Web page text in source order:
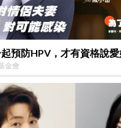
預防HPV，才有資格說愛
金會